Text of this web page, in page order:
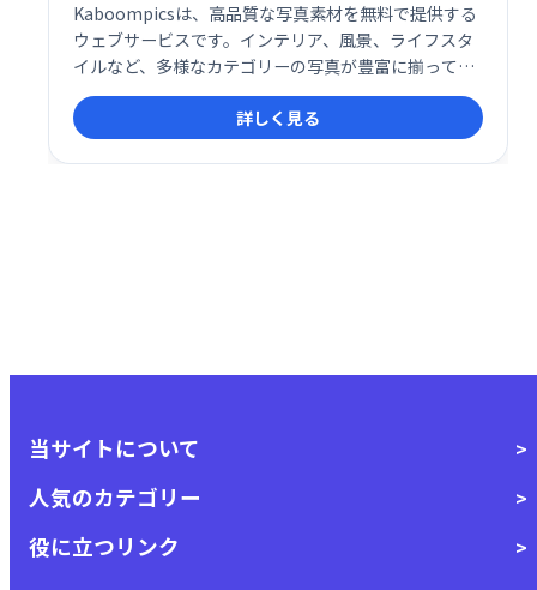
Kaboompicsは、高品質な写真素材を無料で提供する
ウェブサービスです。インテリア、風景、ライフスタ
イルなど、多様なカテゴリーの写真が豊富に揃ってお
り、商用利用も可能です。Webデザイナー、ブロガ
ー、SNS運営者など、幅広いユーザーにご利用いただ
けます。手軽に美しい写真を入手したい方におすすめ
です。
詳しく見る
当サイトについて
人気のカテゴリー
役に立つリンク